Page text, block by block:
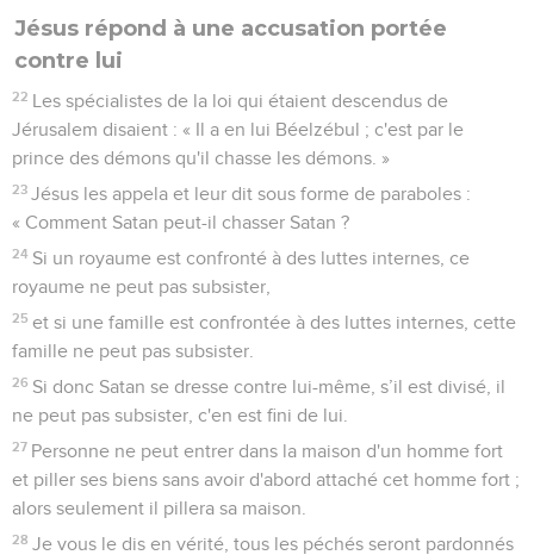
Jésus répond à une accusation portée
contre lui
22 Les spécialistes de la loi qui étaient descendus de
Jérusalem disaient : « Il a en lui Béelzébul ; c'est par le
prince des démons qu'il chasse les démons. »
23 Jésus les appela et leur dit sous forme de paraboles :
« Comment Satan peut-il chasser Satan ?
24 Si un royaume est confronté à des luttes internes, ce
royaume ne peut pas subsister,
25 et si une famille est confrontée à des luttes internes, cette
famille ne peut pas subsister.
26 Si donc Satan se dresse contre lui-même, s’il est divisé, il
ne peut pas subsister, c'en est fini de lui.
27 Personne ne peut entrer dans la maison d'un homme fort
et piller ses biens sans avoir d'abord attaché cet homme fort ;
alors seulement il pillera sa maison.
28 Je vous le dis en vérité, tous les péchés seront pardonnés